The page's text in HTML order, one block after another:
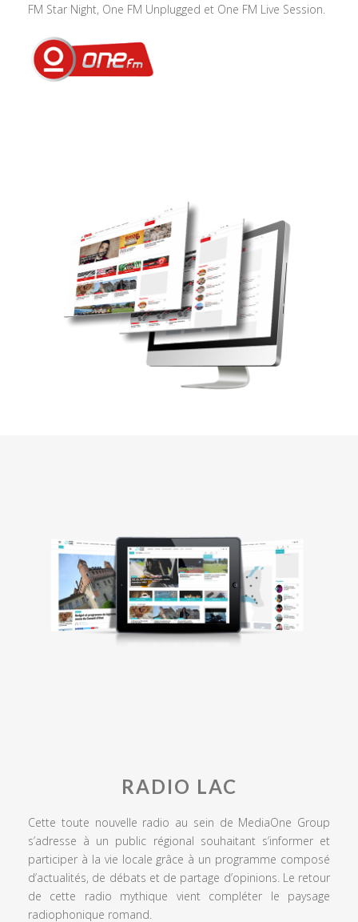
FM Star Night, One FM Unplugged et One FM Live Session.
RADIO LAC
Cette toute nouvelle radio au sein de MediaOne Group
s’adresse à un public régional souhaitant s’informer et
participer à la vie locale grâce à un programme composé
d’actualités, de débats et de partage d’opinions. Le retour
de cette radio mythique vient compléter le paysage
radiophonique romand.